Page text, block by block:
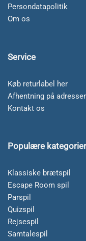
Persondatapolitik
Om os
Service
Køb returlabel her
Afhentning på
Kontakt os
Populære kategorier
Klassiske brætspil
Escape Room spil
Parspil
Quizspil
Rejsespil
Samtalespil